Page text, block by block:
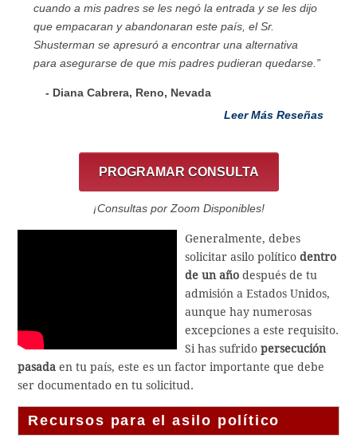
cuando a mis padres se les negó la entrada y se les dijo
que empacaran y abandonaran este país, el Sr.
Shusterman se apresuró a encontrar una alternativa
para asegurarse de que mis padres pudieran quedarse.”
- Diana Cabrera, Reno, Nevada
Leer Más Reseñas
PROGRAMAR CONSULTA
¡Consultas por Zoom Disponibles!
Generalmente, debes
solicitar asilo políticodentro
de un año después de tu
admisión a Estados Unidos,
aunque hay numerosas
excepciones a este requisito.
Si has sufridopersecución
pasada en tu país, este es un factor importante que debe
ser documentado en tu solicitud.
Recursos para el asilo político